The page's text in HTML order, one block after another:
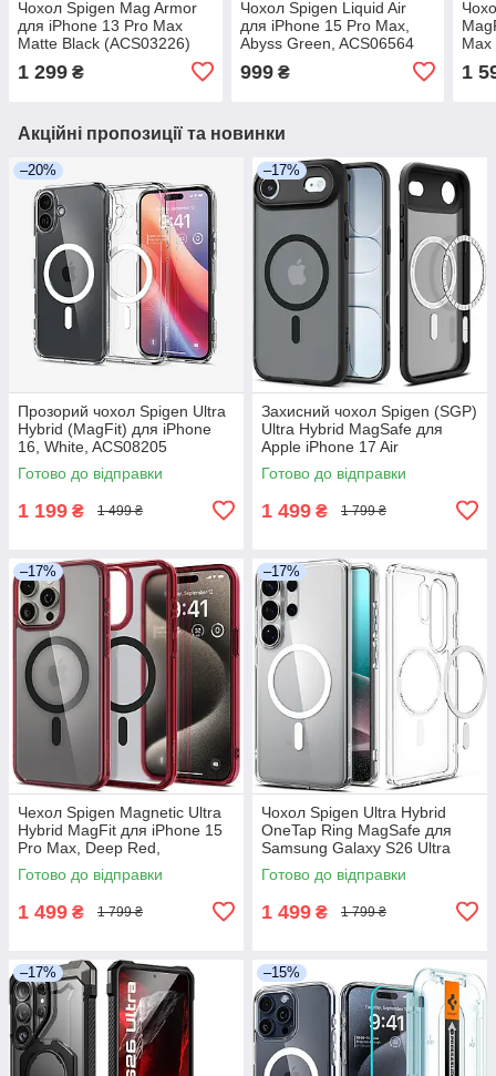
Чохол Spigen Mag Armor
для iPhone 13 Pro Max
Matte Black (ACS03226)
1 299 ₴
Чохол Spigen Liquid Air
для iPhone 15 Pro Max,
Abyss Green, ACS06564
999₴
Max
1
Акційні пропозиції та новинки
–20%
Прозорий чохол Spigen Ultra
Hybrid (MagFit) для iPhone
16, White, ACS08205
Готово до відправки
1 199 ₴ 1 499 ₴
–17%
Захисний чохол Spigen (SGP)
Ultra Hybrid MagSafe для
Apple iPhone 17 Air
(2025), ACS06600 - Frost
Black
Готово до відправки
1 499 ₴ 1 799 ₴
–17%
Чехол Spigen Magnetic Ultra
Hybrid MagFit для iPhone 15
Pro Max, Deep Red,
ACS07056
Готово до відправки
1 499 ₴ 1 799 ₴
–17%
Чохол Spigen Ultra Hybrid
OneTap Ring MagSafe для
Samsung Galaxy S26 Ultra
(2026), ACS10958
Готово до відправки
1 499 ₴ 1 799 ₴
–17% –15%